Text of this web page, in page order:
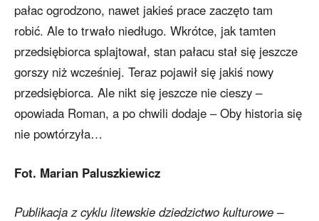
pałac ogrodzono, nawet jakieś prace zaczęto tam
robić. Ale to trwało niedługo. Wkrótce, jak tamten
przedsiębiorca splajtował, stan pałacu stał się jeszcze
gorszy niż wcześniej. Teraz pojawił się jakiś nowy
przedsiębiorca. Ale nikt się jeszcze nie cieszy –
opowiada Roman, a po chwili dodaje – Oby historia się
nie powtórzyła…
Fot. Marian Paluszkiewicz
Publikacja z cyklu litewskie dziedzictwo kulturowe –